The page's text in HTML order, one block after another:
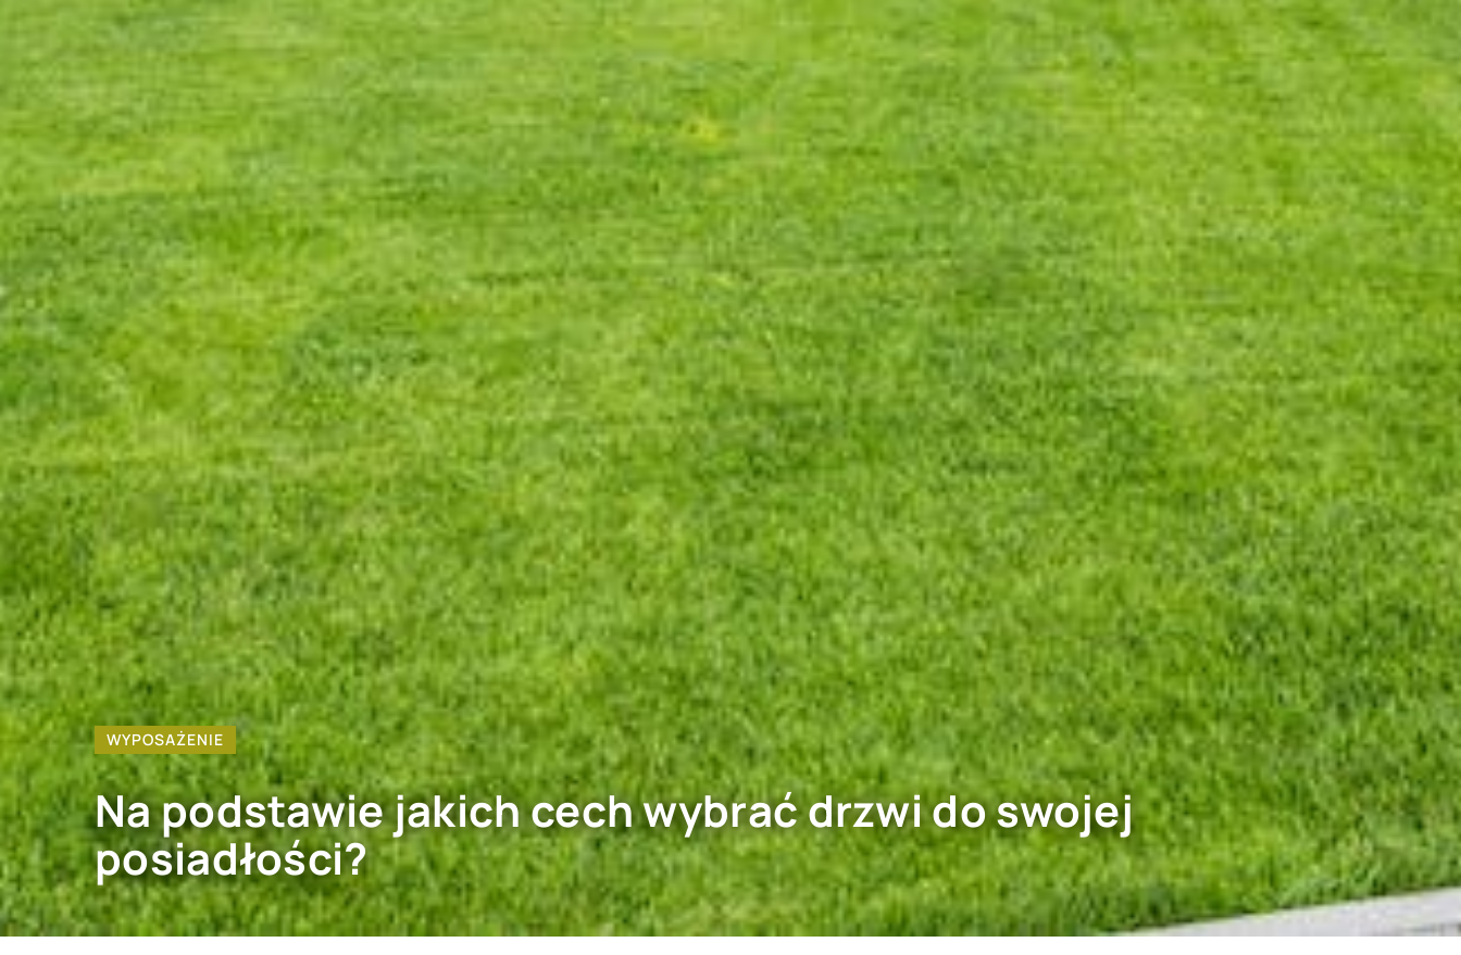
WYPOSAŻENIE
Na podstawie jakich cech wybrać drzwi do swojej
posiadłości?